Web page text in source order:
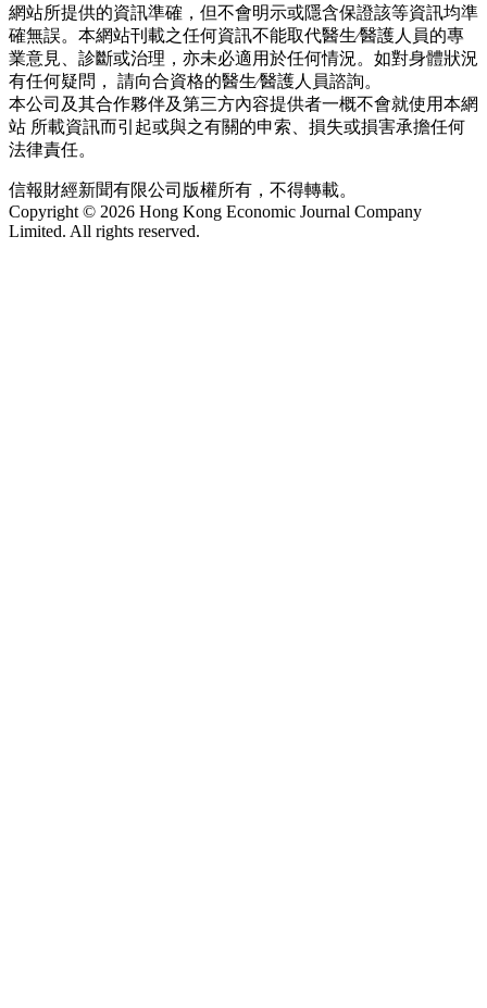
網站所提供的資訊準確，但不會明示或隱含保證該等資訊均準
確無誤。本網站刊載之任何資訊不能取代醫生∕醫護人員的專
業意見、診斷或治理，亦未必適用於任何情況。如對身體狀況
有任何疑問， 請向合資格的醫生∕醫護人員諮詢。
本公司及其合作夥伴及第三方內容提供者一概不會就使用本網
站 所載資訊而引起或與之有關的申索、損失或損害承擔任何
法律責任。
信報財經新聞有限公司版權所有，不得轉載。
Copyright © 2026 Hong Kong Economic Journal Company
Limited. All rights reserved.